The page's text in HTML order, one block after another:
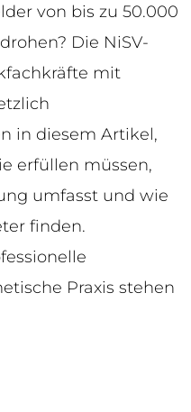
von bis zu 50.000
Die NiSV-
mit
in diesem Artikel,
erfüllen müssen,
umfasst und wie
finden.
Praxis stehen